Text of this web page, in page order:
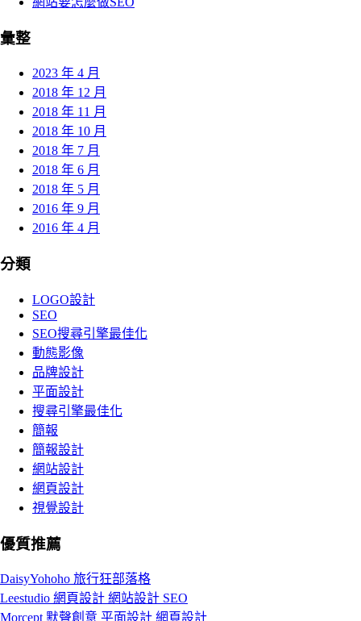
彙整
2023 年 4 月
2018 年 12 月
2018 年 11 月
2018 年 10 月
2018 年 7 月
2018 年 6 月
2018 年 5 月
2016 年 9 月
2016 年 4 月
分類
LOGO設計
SEO
SEO搜尋引擎最佳化
動態影像
品牌設計
平面設計
搜尋引擎最佳化
簡報
簡報設計
網站設計
網頁設計
視覺設計
優質推薦
DaisyYohoho 旅行狂部落格
Leestudio 網頁設計 網站設計 SEO
Morcept 默聲創意 平面設計 網頁設計